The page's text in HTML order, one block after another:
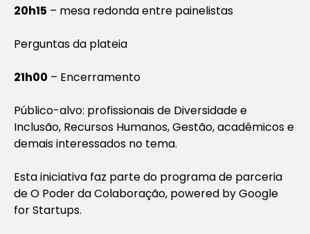
20h15 – mesa redonda entre painelistas
Perguntas da plateia
21h00 – Encerramento
Público-alvo: profissionais de Diversidade e
Inclusão, Recursos Humanos, Gestão, acadêmicos e
demais interessados no tema.
Esta iniciativa faz parte do programa de parceria
de O Poder da Colaboração, powered by Google
for Startups.